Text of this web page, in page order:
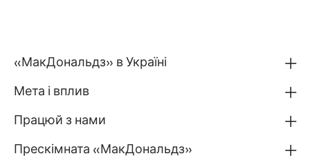
«МакДональдз» в Україні
Мета і вплив
Працюй з нами
Прескімната «МакДональдз»